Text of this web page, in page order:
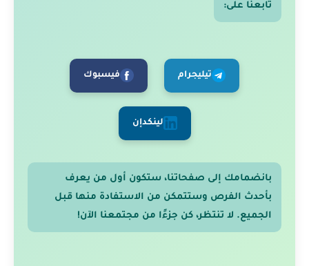
تابعنا على:
تيليجرام فيسبوك
لينكدإن
بانضمامك إلى صفحاتنا، ستكون أول من يعرف
بأحدث الفرص وستتمكن من الاستفادة منها قبل
الجميع. لا تنتظر، كن جزءًا من مجتمعنا الآن!